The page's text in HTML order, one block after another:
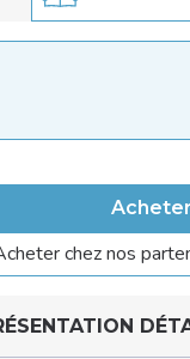
chez nos